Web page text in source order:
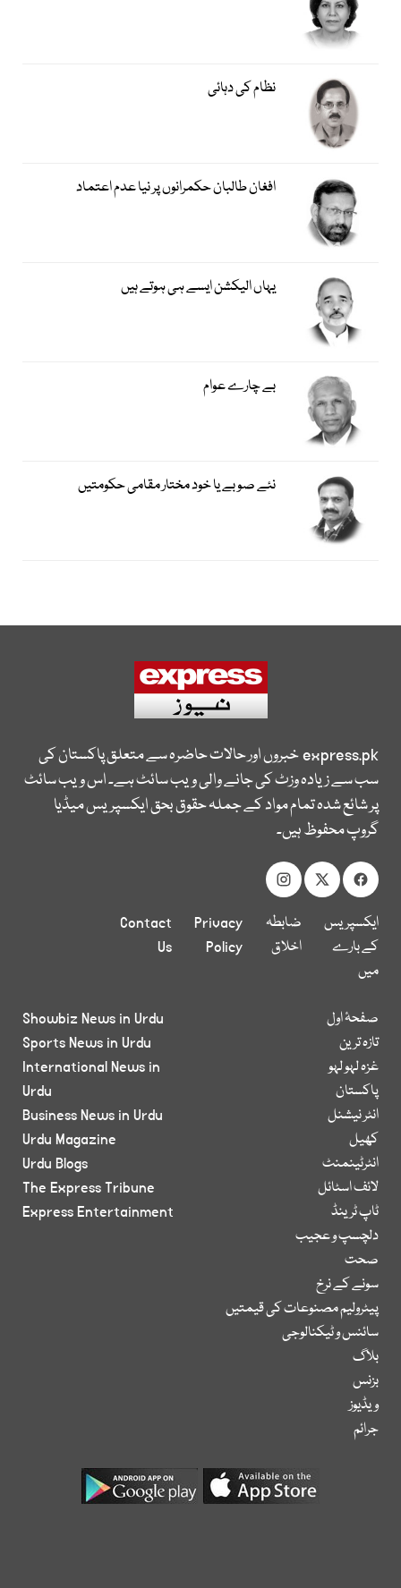
نظام کی دہائی
افغان طالبان حکمرانوں پر نیا عدم اعتماد
یہاں الیکشن ایسے ہی ہوتے ہیں
بے چارے عوام
نئے صوبے یا خود مختار مقامی حکومتیں
express.pkخبروں اور حالات حاضرہ سے متعلق پاکستان کی
سب سے زیادہ وزٹ کی جانے والی ویب سائٹ ہے۔ اس ویب سائٹ
پر شائع شدہ تمام مواد کے جملہ حقوق بحق ایکسپریس میڈیا
گروپ محفوظ ہیں۔
ایکسپریس
کے بارے
میں
ضابطہ
اخلاق
Privacy
Policy
Contact
Us
صفحۂ اول
تازہ ترین
غزہ لہو لہو
پاکستان
انٹر نیشنل
کھیل
انٹرٹینمنٹ
لائف اسٹائل
ٹاپ ٹرینڈ
دلچسپ و عجیب
صحت
سونے کے نرخ
پیٹرولیم مصنوعات کی قیمتیں
سائنس و ٹیکنالوجی
بلاگ
بزنس
ویڈیوز
جرائم
Showbiz News in Urdu
Sports News in Urdu
International News in
Urdu
Business News in Urdu
Urdu Magazine
Urdu Blogs
The Express Tribune
Express Entertainment